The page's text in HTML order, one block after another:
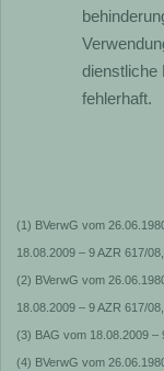
dienstliche
fehlerhaft.
(1) BVerwG vom
18.08.2009 – 9 AZR 617/
(2) BVerwG vom
18.08.2009 – 9 AZR 617/
(3) BAG vom 18.08.2009 –
(4) BVerwG vom